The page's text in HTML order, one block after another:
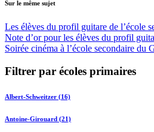
Sur le même sujet
Les élèves du profil guitare de l’école
Note d’or pour les élèves du profil
Soirée cinéma à l’école secondaire du
Filtrer par écoles primaires
Albert-Schweitzer (16)
Antoine-Girouard (21)